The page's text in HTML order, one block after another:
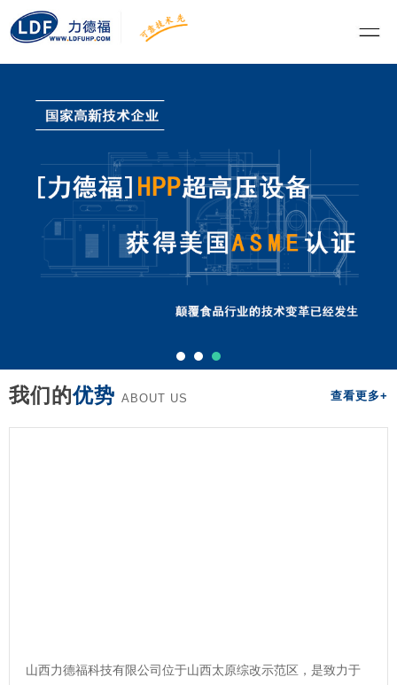
我们的优势 ABOUT US 查看更多+
山西力德福科技有限公司位于山西太原综改示范区，是致力于